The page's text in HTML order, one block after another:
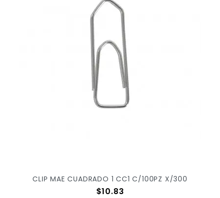
CLIP MAE CUADRADO 1 CC1 C/100PZ X/300
Precio
$10.83